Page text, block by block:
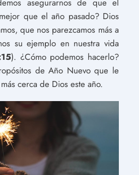
asegurarnos de que el
que el año pasado? Dios
que nos parezcamos más a
su ejemplo en nuestra vida
). ¿Cómo podemos hacerlo?
de Año Nuevo que le
cerca de Dios este año.